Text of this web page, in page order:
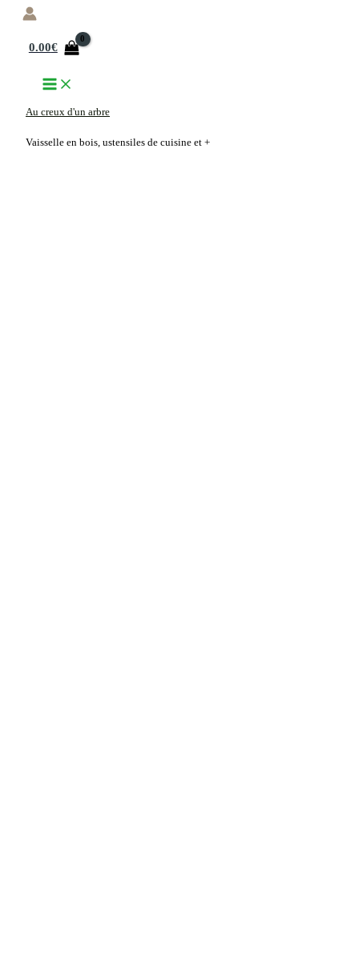
Aller
0.00€
Au creux d'un arbre
Vaisselle en bois, ustensiles de cuisine et +